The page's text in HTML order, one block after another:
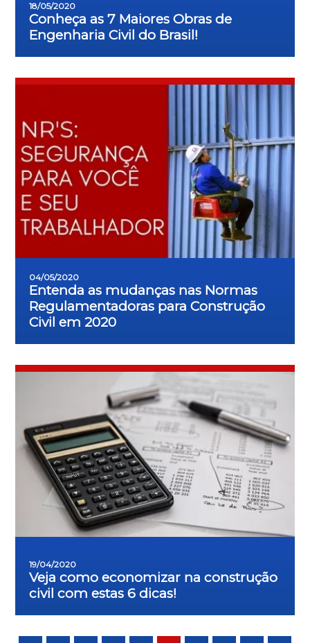
18/05/2020
Conheça as 7 Maiores Obras de
Engenharia Civil do Brasil!
04/05/2020
Entenda as mudanças nas Normas
Regulamentadoras para Construção
Civil em 2020
19/04/2020
Veja como economizar na construção
civil com estas 6 dicas!